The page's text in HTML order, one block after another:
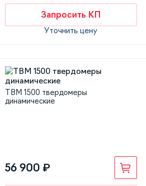
Запросить КП
Уточнить цену
ТВМ 1500 твердомеры
динамические
56 900 ₽